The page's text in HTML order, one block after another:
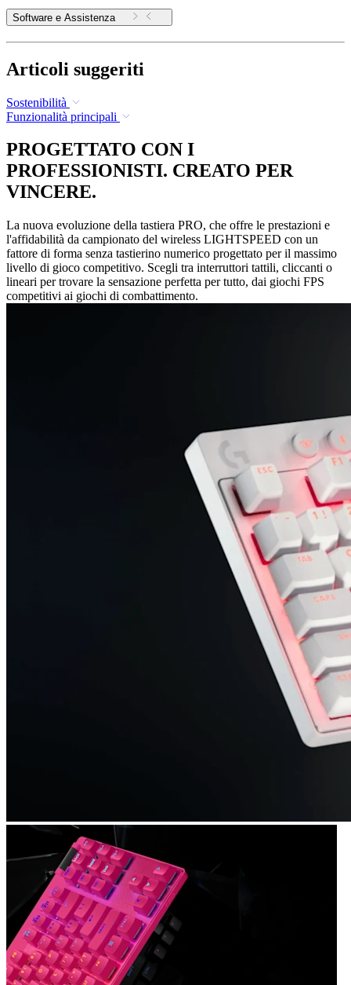
Software e Assistenza
Articoli suggeriti
Sostenibilità
Funzionalità principali
PROGETTATO CON I
PROFESSIONISTI. CREATO PER
VINCERE.
La nuova evoluzione della tastiera PRO, che offre le prestazioni e
l'affidabilità da campionato del wireless LIGHTSPEED con un
fattore di forma senza tastierino numerico progettato per il massimo
livello di gioco competitivo. Scegli tra interruttori tattili, cliccanti o
lineari per trovare la sensazione perfetta per tutto, dai giochi FPS
competitivi ai giochi di combattimento.